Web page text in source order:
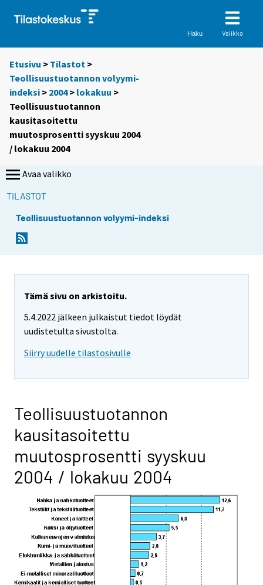
Haku Valikko
Etusivu > Tilastot >
Teollisuustuotannon volyymi-
indeksi > 2004> lokakuu >
Teollisuustuotannon
kausitasoitettu
muutosprosentti syyskuu 2004
/ lokakuu 2004
Avaa valikko
TILASTOT
Teollisuustuotannon volyymi-indeksi
Tämä sivu on arkistoitu.
5.4.2022 jälkeen julkaistut tiedot löydät
uudistetulta sivustolta.
Siirry uudelle tilastosivulle
Teollisuustuotannon
kausitasoitettu
muutosprosentti syyskuu
2004 / lokakuu 2004